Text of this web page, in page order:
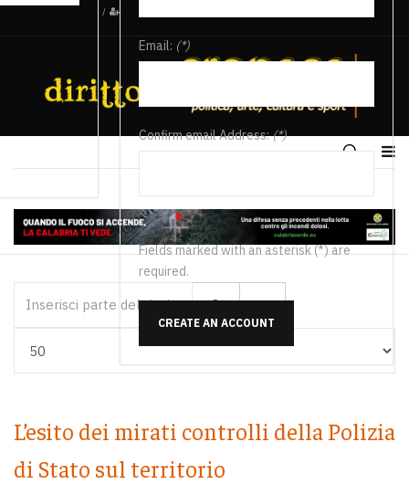
/
Email: (*)
Confirm email Address:(*)
Fields marked with an asterisk (*) are
required.
CREATE AN ACCOUNT
L’esito dei mirati controlli della Polizia
di Stato sul territorio